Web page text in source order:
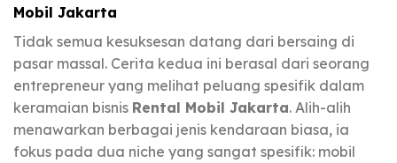
Mobil Jakarta
Tidak semua kesuksesan datang dari bersaing di
pasar massal. Cerita kedua ini berasal dari seorang
entrepreneur yang melihat peluang spesifik dalam
keramaian bisnis Rental Mobil Jakarta. Alih-alih
menawarkan berbagai jenis kendaraan biasa, ia
fokus pada dua niche yang sangat spesifik: mobil